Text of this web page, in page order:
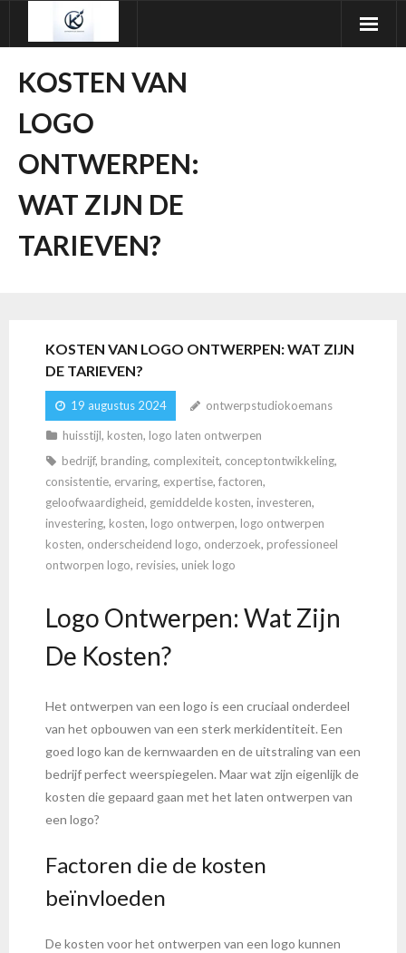
inhoudKOSTEN VAN
LOGO
ONTWERPEN:
WAT ZIJN DE
TARIEVEN?
KOSTEN VAN LOGO ONTWERPEN: WAT ZIJN
DE TARIEVEN?
19 augustus 2024 ontwerpstudiokoemans
huisstijl, kosten, logo laten ontwerpen
bedrijf, branding, complexiteit, conceptontwikkeling,
consistentie, ervaring, expertise, factoren,
geloofwaardigheid, gemiddelde kosten, investeren,
investering, kosten, logo ontwerpen, logo ontwerpen
kosten, onderscheidend logo, onderzoek, professioneel
ontworpen logo, revisies, uniek logo
Logo Ontwerpen: Wat Zijn
De Kosten?
Het ontwerpen van een logo is een cruciaal onderdeel
van het opbouwen van een sterk merkidentiteit. Een
goed logo kan de kernwaarden en de uitstraling van een
bedrijf perfect weerspiegelen. Maar wat zijn eigenlijk de
kosten die gepaard gaan met het laten ontwerpen van
een logo?
Factoren die de kosten
beïnvloeden
De kosten voor het ontwerpen van een logo kunnen